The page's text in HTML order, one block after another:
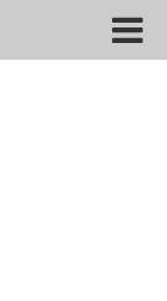
M
e